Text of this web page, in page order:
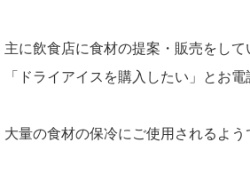
主に飲食店に食材の提案・販売をし
「ドライアイスを購入したい」とお電
大量の食材の保冷にご使用されるよう